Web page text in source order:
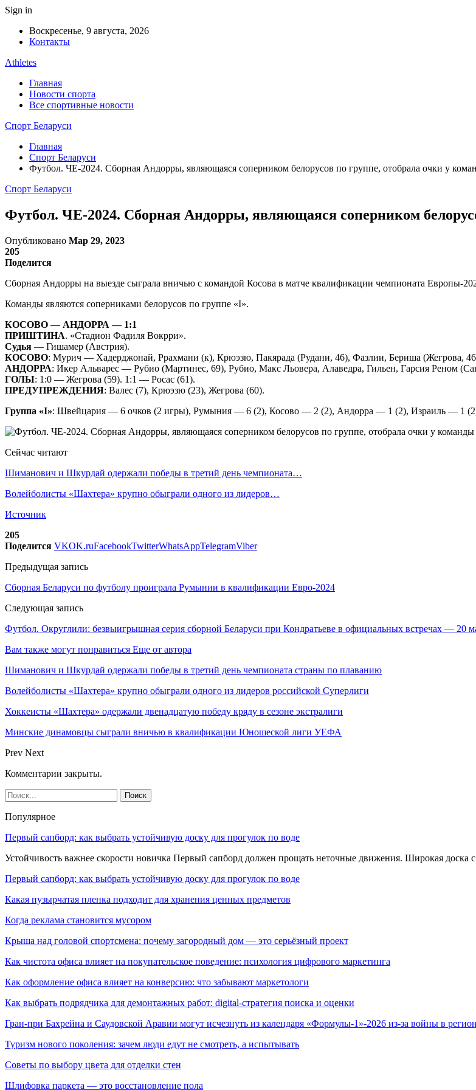
Sign in
Воскресенье, 9 августа, 2026
Контакты
Athletes
Главная
Новости спорта
Все спортивные новости
Спорт Беларуси
Главная
Спорт Беларуси
Футбол. ЧЕ-2024. Сборная Андорры, являющаяся соперником белорусов по группе, отобрала очки у
Спорт Беларуси
Футбол. ЧЕ-2024. Сборная Андорры, являющаяся соперником
Опубликовано Мар 29, 2023
205
Поделится
Сборная Андорры на выезде сыграла вничью с командой Косова в матче квалификации чемпионата Европы-
Команды являются соперниками белорусов по группе «I».
КОСОВО — АНДОРРА — 1:1
ПРИШТИНА. «Стадион Фадиля Вокрри».
Судья — Гишамер (Австрия).
КОСОВО: Мурич — Хадерджонай, Ррахмани (к), Крюэзю, Пакярада (Рудани, 46), Фазлии, Бериша (Жегрова,
АНДОРРА: Икер Альварес — Рубио (Мартинес, 69), Рубио, Макс Льовера, Алаведра, Гильен, Гарсия Реном
ГОЛЫ: 1:0 — Жегрова (59). 1:1 — Росас (61).
ПРЕДУПРЕЖДЕНИЯ: Валес (7), Крюэзю (23), Жегрова (60).
Группа «I»: Швейцария — 6 очков (2 игры), Румыния — 6 (2), Косово — 2 (2), Андорра — 1 (2), Израиль — 1
Сейчас читают
Шиманович и Шкурдай одержали победы в третий день чемпионата…
Волейболисты «Шахтера» крупно обыграли одного из лидеров…
Источник
205
Поделится VKOK.ruFacebookTwitterWhatsAppTelegramViber
Предыдущая запись
Сборная Беларуси по футболу проиграла Румынии в квалификации Евро-2024
Следующая запись
Футбол. Округлили: безвыигрышная серия сборной Беларуси при Кондратьеве в официальных встречах — 20
Вам также могут понравиться Еще от автора
Шиманович и Шкурдай одержали победы в третий день чемпионата страны по плаванию
Волейболисты «Шахтера» крупно обыграли одного из лидеров российской Суперлиги
Хоккеисты «Шахтера» одержали двенадцатую победу кряду в сезоне экстралиги
Минские динамовцы сыграли вничью в квалификации Юношеской лиги УЕФА
Prev Next
Комментарии закрыты.
Популярное
Первый сапборд: как выбрать устойчивую доску для прогулок по воде
Устойчивость важнее скорости новичка Первый сапборд должен прощать неточные движения. Широкая доска
Первый сапборд: как выбрать устойчивую доску для прогулок по воде
Какая пузырчатая пленка подходит для хранения ценных предметов
Когда реклама становится мусором
Крыша над головой спортсмена: почему загородный дом — это серьёзный проект
Как чистота офиса влияет на покупательское поведение: психология цифрового маркетинга
Как оформление офиса влияет на конверсию: что забывают маркетологи
Как выбрать подрядчика для демонтажных работ: digital-стратегия поиска и оценки
Гран-при Бахрейна и Саудовской Аравии могут исчезнуть из календаря «Формулы-1»-2026 из-за войны в
Туризм нового поколения: зачем люди едут не смотреть, а испытывать
Советы по выбору цвета для отделки стен
Шлифовка паркета — это восстановление пола